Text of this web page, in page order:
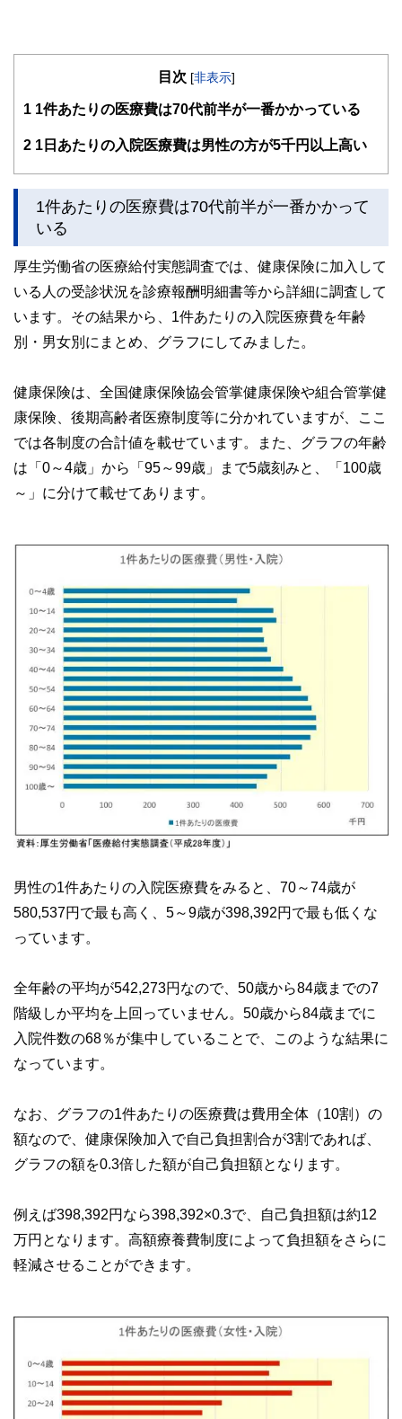
目次 [非表示]
1 1件あたりの医療費は70代前半が一番かかっている
2 1日あたりの入院医療費は男性の方が5千円以上高い
1件あたりの医療費は70代前半が一番かかって
いる
厚生労働省の医療給付実態調査では、健康保険に加入して
いる人の受診状況を診療報酬明細書等から詳細に調査して
います。その結果から、1件あたりの入院医療費を年齢
別・男女別にまとめ、グラフにしてみました。
健康保険は、全国健康保険協会管掌健康保険や組合管掌健
康保険、後期高齢者医療制度等に分かれていますが、ここ
では各制度の合計値を載せています。また、グラフの年齢
は「0～4歳」から「95～99歳」まで5歳刻みと、「100歳
～」に分けて載せてあります。
男性の1件あたりの入院医療費をみると、70～74歳が
580,537円で最も高く、5～9歳が398,392円で最も低くな
っています。
全年齢の平均が542,273円なので、50歳から84歳までの7
階級しか平均を上回っていません。50歳から84歳までに
入院件数の68％が集中していることで、このような結果に
なっています。
なお、グラフの1件あたりの医療費は費用全体（10割）の
額なので、健康保険加入で自己負担割合が3割であれば、
グラフの額を0.3倍した額が自己負担額となります。
例えば398,392円なら398,392×0.3で、自己負担額は約12
万円となります。高額療養費制度によって負担額をさらに
軽減させることができます。